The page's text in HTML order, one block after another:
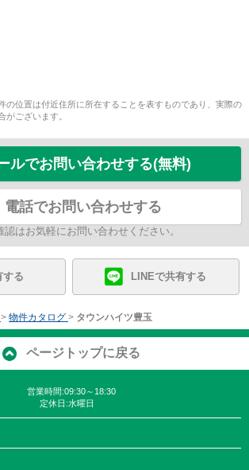
の位置は付近住所に所在することを表すものであり、実際の
がございます。
ルでお問い合わせする(無料)
電話でお問い合わせする
認はお気軽にお問い合わせください。
する LINEで共有する
> 物件カタログ > タウンハイツ豊玉
ページトップに戻る
営業時間:09:30～18:30
定休日:水曜日